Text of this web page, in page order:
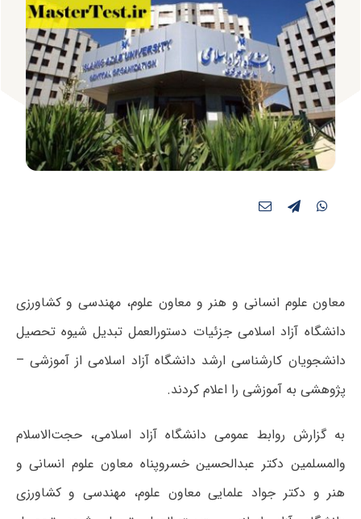
معاون علوم انسانی و هنر و معاون علوم، مهندسی و کشاورزی
دانشگاه آزاد اسلامی جزئیات دستورالعمل تبدیل شیوه تحصیل
دانشجویان کارشناسی ارشد دانشگاه آزاد اسلامی از آموزشی –
پژوهشی به آموزشی را اعلام کردند.
به گزارش روابط عمومی دانشگاه آزاد اسلامی، حجت‌الاسلام
والمسلمین دکتر عبدالحسین خسروپناه معاون علوم انسانی و
هنر و دکتر جواد علمایی معاون علوم، مهندسی و کشاورزی